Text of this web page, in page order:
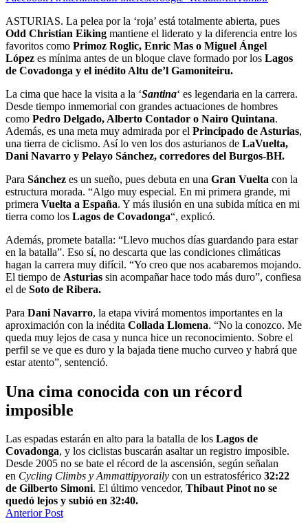
ASTURIAS. La pelea por la ‘roja’ está totalmente abierta, pues
Odd Christian Eiking mantiene el liderato y la diferencia entre los
favoritos como Primoz Roglic, Enric Mas o Miguel Ángel
López es mínima antes de un bloque clave formado por los Lagos
de Covadonga y el inédito Altu de’l Gamoniteiru.
La cima que hace la visita a la ‘Santina‘ es legendaria en la carrera.
Desde tiempo inmemorial con grandes actuaciones de hombres
como Pedro Delgado, Alberto Contador o Nairo Quintana.
Además, es una meta muy admirada por el Principado de Asturias,
una tierra de ciclismo. Así lo ven los dos asturianos de LaVuelta,
Dani Navarro y Pelayo Sánchez, corredores del Burgos-BH.
Para Sánchez es un sueño, pues debuta en una Gran Vuelta con la
estructura morada. “Algo muy especial. En mi primera grande, mi
primera Vuelta a España. Y más ilusión en una subida mítica en mi
tierra como los Lagos de Covadonga“, explicó.
Además, promete batalla: “Llevo muchos días guardando para estar
en la batalla”. Eso sí, no descarta que las condiciones climáticas
hagan la carrera muy difícil. “Yo creo que nos acabaremos mojando.
El tiempo de Asturias sin acompañar hace todo más duro”, confiesa
el de Soto de Ribera.
Para Dani Navarro, la etapa vivirá momentos importantes en la
aproximación con la inédita Collada Llomena. “No la conozco. Me
queda muy lejos de casa y nunca hice un reconocimiento. Sobre el
perfil se ve que es duro y la bajada tiene mucho curveo y habrá que
estar atento”, sentenció.
Una cima conocida con un récord
imposible
Las espadas estarán en alto para la batalla de los Lagos de
Covadonga, y los ciclistas buscarán asaltar un registro imposible.
Desde 2005 no se bate el récord de la ascensión, según señalan
en Cycling Climbs y Ammattipyoraily con un estratosférico 32:22
de Gilberto Simoni. El último vencedor, Thibaut Pinot no se
quedó lejos y subió en 32:40.
Anterior Post